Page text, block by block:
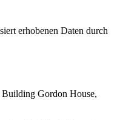
erhobenen Daten durch
Gordon House,